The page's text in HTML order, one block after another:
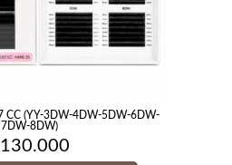
CC (YY-3DW-4DW-5DW-6DW-
7DW-8DW)
130.000